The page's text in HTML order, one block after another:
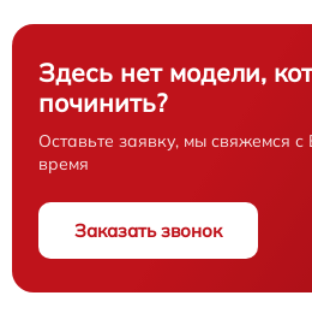
Здесь нет модели,
починить?
Оставьте заявку, мы свяжемся
время
Заказать звонок